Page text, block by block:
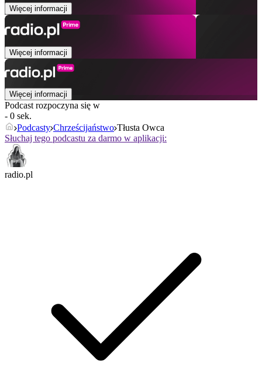
Więcej informacji
Więcej informacji
Więcej informacji
Podcast rozpoczyna się w
- 0 sek.
Podcasty Chrześcijaństwo Tłusta Owca
Słuchaj tego podcastu za darmo w aplikacji:
radio.pl